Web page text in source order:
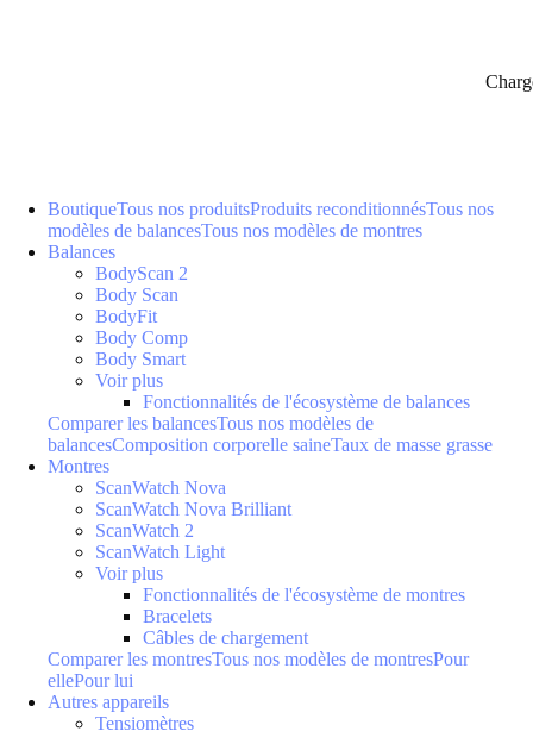
BoutiqueTous nos produitsProduits reconditionnésTous nos
modèles de balancesTous nos modèles de montres
Balances
BodyScan 2
Body Scan
BodyFit
Body Comp
Body Smart
Voir plus
Fonctionnalités de l'écosystème de balances
Comparer les balancesTous nos modèles de
balancesComposition corporelle saineTaux de masse grasse
Montres
ScanWatch Nova
ScanWatch Nova Brilliant
ScanWatch 2
ScanWatch Light
Voir plus
Fonctionnalités de l'écosystème de montres
Bracelets
Câbles de chargement
Comparer les montresTous nos modèles de montresPour
ellePour lui
Autres appareils
Tensiomètres